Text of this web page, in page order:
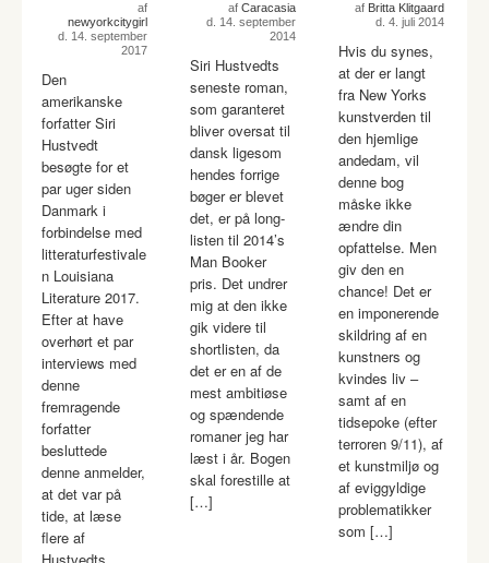
af
newyorkcitygirl
d. 14. september
2017
Den
amerikanske
forfatter Siri
Hustvedt
besøgte for et
par uger siden
Danmark i
forbindelse med
litteraturfestivale
n Louisiana
Literature 2017.
Efter at have
overhørt et par
interviews med
denne
fremragende
forfatter
besluttede
denne anmelder,
at det var på
tide, at læse
flere af
af Caracasia
d. 14. september
2014
Siri Hustvedts
seneste roman,
som garanteret
bliver oversat til
dansk ligesom
hendes forrige
bøger er blevet
det, er på long-
listen til 2014’s
Man Booker
pris. Det undrer
mig at den ikke
gik videre til
shortlisten, da
det er en af de
mest ambitiøse
og spændende
romaner jeg har
læst i år. Bogen
skal forestille at
[…]
af Britta Klitgaard
d. 4. juli 2014
Hvis du synes,
at der er langt
fra New Yorks
kunstverden til
den hjemlige
andedam, vil
denne bog
måske ikke
ændre din
opfattelse. Men
giv den en
chance! Det er
en imponerende
skildring af en
kunstners og
kvindes liv –
samt af en
tidsepoke (efter
terroren 9/11), af
et kunstmiljø og
af eviggyldige
problematikker
som […]